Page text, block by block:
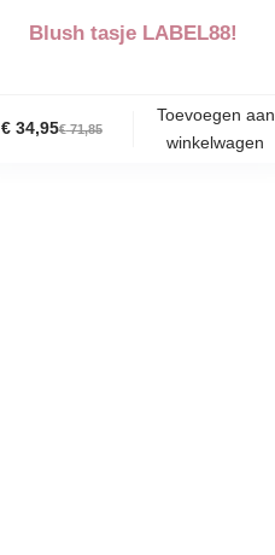
Blush tasje LABEL88!
€71,85
€34,95
Toevoegen aan
winkelwagen